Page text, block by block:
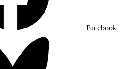
Facebook